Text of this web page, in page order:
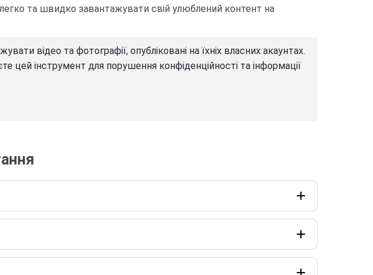
та швидко завантажувати свій улюблений контент на
відео та фотографії, опубліковані на їхніх власних акаунтах.
інструмент для порушення конфіденційності та інформації